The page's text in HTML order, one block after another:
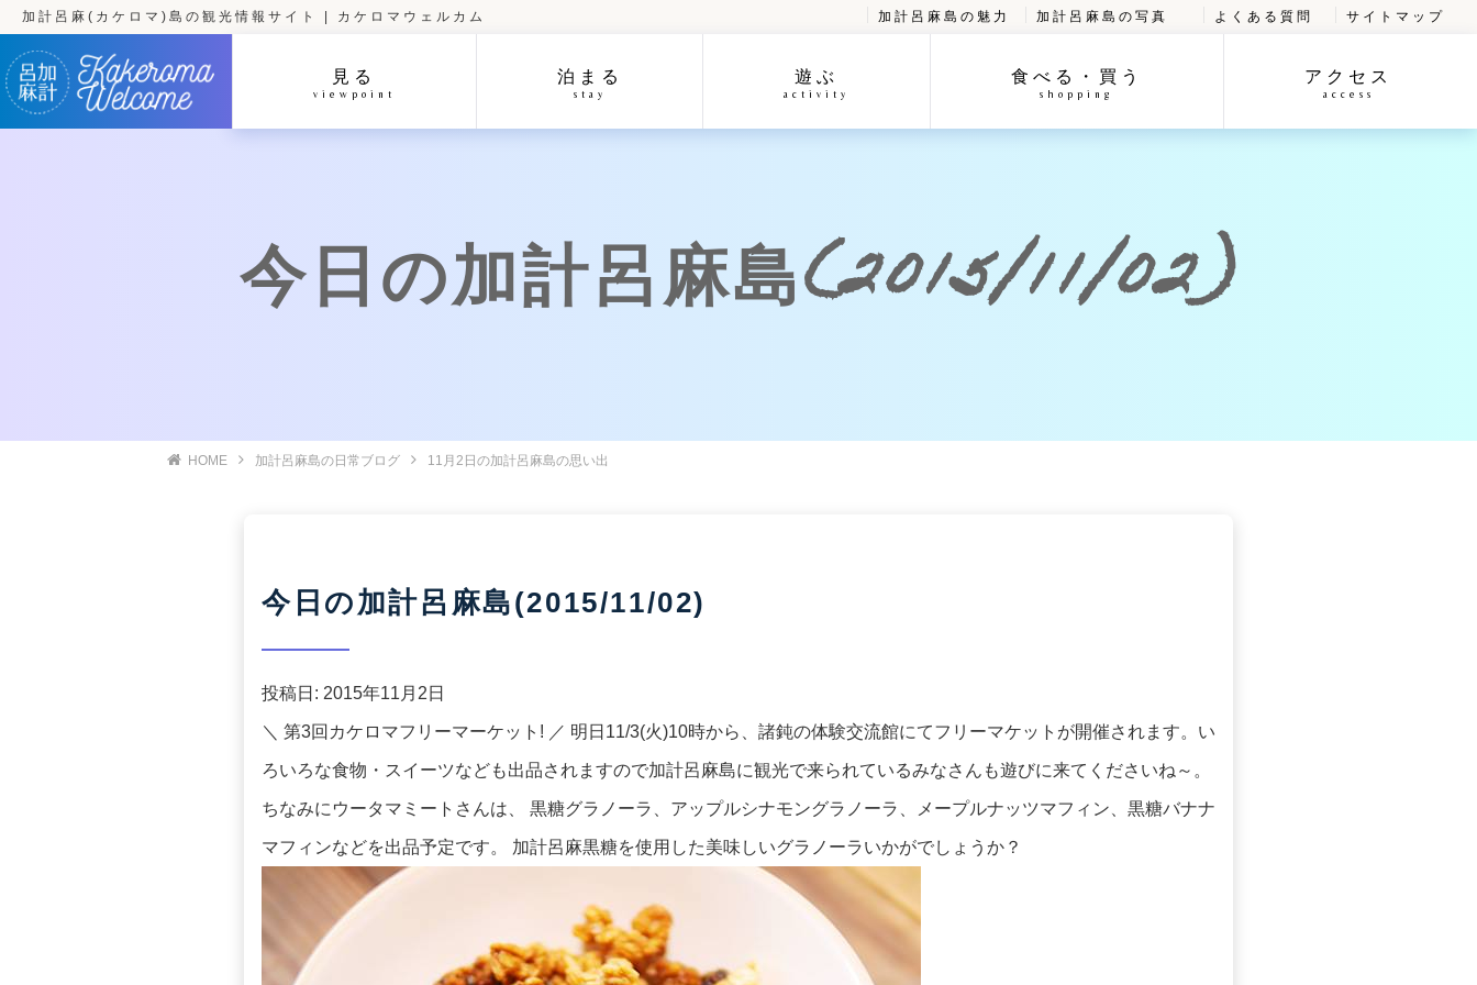
加計呂麻(カケロマ)島の観光情報サイト | カケロマウェルカム 加計呂麻島の魅力 加計呂麻島の写真 よくある質問 サイトマップ
見る
viewpoint
泊まる
stay
遊ぶ
activity
食べる・買う
shopping
アクセス
access
今日の加計呂麻島(2015/11/02)
HOME 加計呂麻島の日常ブログ 11月2日の加計呂麻島の思い出
今日の加計呂麻島(2015/11/02)
投稿日: 2015年11月2日
＼ 第3回カケロマフリーマーケット! ／ 明日11/3(火)10時から、諸鈍の体験交流館にてフリーマケットが開催されます。い
ろいろな食物・スイーツなども出品されますので加計呂麻島に観光で来られているみなさんも遊びに来てくださいね～。
ちなみにウータマミートさんは、 黒糖グラノーラ、アップルシナモングラノーラ、メープルナッツマフィン、黒糖バナナ
マフィンなどを出品予定です。 加計呂麻黒糖を使用した美味しいグラノーラいかがでしょうか？